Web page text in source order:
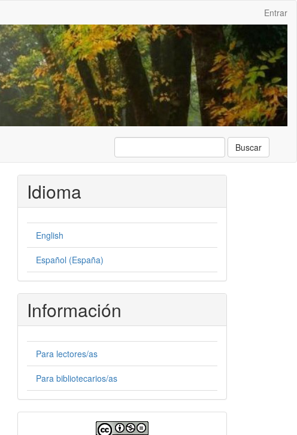
Entrar
Buscar
Idioma
English
Español (España)
Información
Para lectores/as
Para bibliotecarios/as